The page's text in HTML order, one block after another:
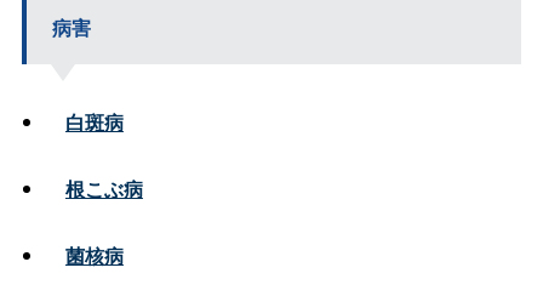
病害
白斑病
根こぶ病
菌核病